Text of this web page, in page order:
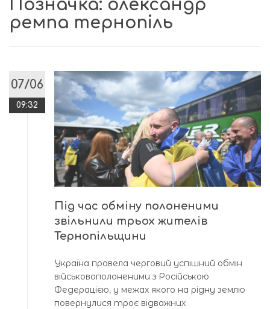
Позначка: олександр
ремпа тернопіль
07/06
09:32
Під час обміну полоненими
звільнили трьох жителів
Тернопільщини
Україна провела черговий успішний обмін
військовополоненими з Російською
Федерацією, у межах якого на рідну землю
повернулися троє відважних